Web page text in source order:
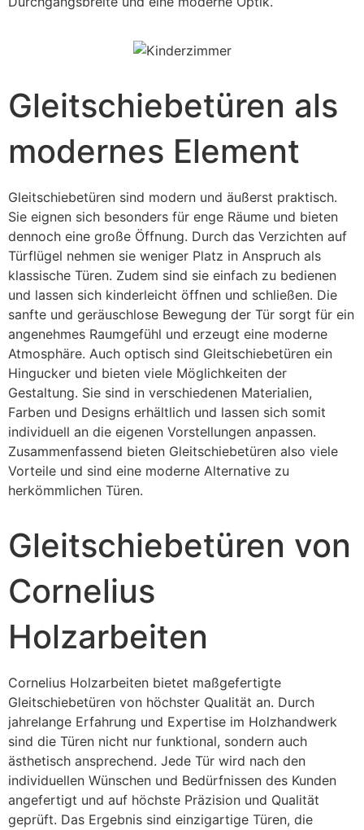
Gleitschiebetüren als
modernes Element
Gleitschiebetüren sind modern und äußerst praktisch.
Sie eignen sich besonders für enge Räume und bieten
dennoch eine große Öffnung. Durch das Verzichten auf
Türflügel nehmen sie weniger Platz in Anspruch als
klassische Türen. Zudem sind sie einfach zu bedienen
und lassen sich kinderleicht öffnen und schließen. Die
sanfte und geräuschlose Bewegung der Tür sorgt für ein
angenehmes Raumgefühl und erzeugt eine moderne
Atmosphäre. Auch optisch sind Gleitschiebetüren ein
Hingucker und bieten viele Möglichkeiten der
Gestaltung. Sie sind in verschiedenen Materialien,
Farben und Designs erhältlich und lassen sich somit
individuell an die eigenen Vorstellungen anpassen.
Zusammenfassend bieten Gleitschiebetüren also viele
Vorteile und sind eine moderne Alternative zu
herkömmlichen Türen.
Gleitschiebetüren von
Cornelius
Holzarbeiten
Cornelius Holzarbeiten bietet maßgefertigte
Gleitschiebetüren von höchster Qualität an. Durch
jahrelange Erfahrung und Expertise im Holzhandwerk
sind die Türen nicht nur funktional, sondern auch
ästhetisch ansprechend. Jede Tür wird nach den
individuellen Wünschen und Bedürfnissen des Kunden
angefertigt und auf höchste Präzision und Qualität
geprüft. Das Ergebnis sind einzigartige Türen, die